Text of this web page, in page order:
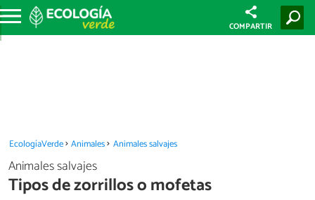
COMPARTIR
EcologíaVerde Animales Animales salvajes
Animales salvajes
Tipos de zorrillos o mofetas